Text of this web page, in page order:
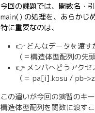
今回の課題では、関数名・
main() の処理を、あらかじ
特に重要なのは、
👉 どんなデータを渡す
（＝構造体型配列の先
👉 メンバへどうアクセ
（＝ pa[i].kosu / pb-
この違いが今回の演習のキー
構造体型配列を関数に渡す